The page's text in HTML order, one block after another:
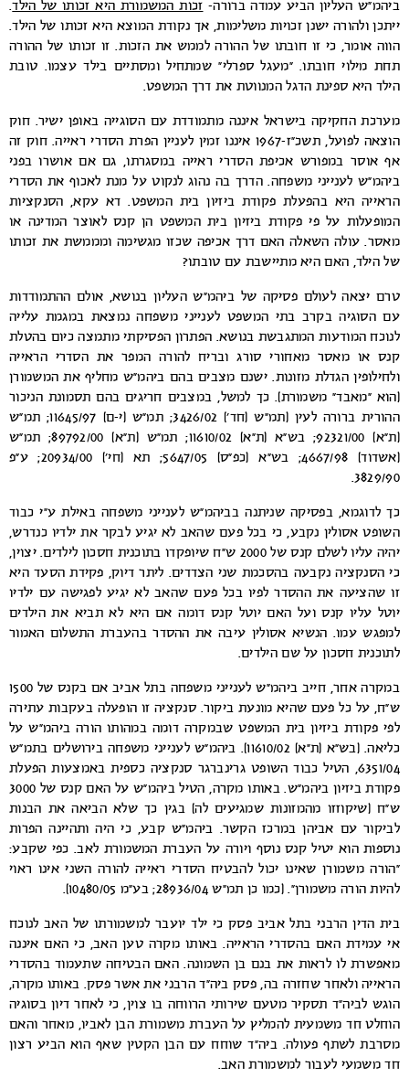
ביהמ”ש העליון הביע עמדה ברורה- זכות המשמורת היא זכותו של הילד.
ייתכן ולהורה ישנן זכויות משלימות, אך נקודת המוצא היא זכותו של הילד.
הווה אומר, כי זו חובתו של ההורה לממש את הזכות. זו זכותו של ההורה
תחת מילוי חובתו. “מעגל ספרלי” שמתחיל ומסתיים בילד עצמו. טובת
הילד היא ספינת הדגל המנווטת את דרך המשפט.
מערכת החקיקה בישראל איננה מתמודדת עם הסוגייה באופן ישיר. חוק
הוצאה לפועל, תשכ”ז-1967 איננו זמין לעניין הפרת הסדרי ראייה. חוק זה
אף אוסר במפורש אכיפת הסדרי ראייה במסגרתו, גם אם אושרו בפני
ביהמ”ש לענייני משפחה. הדרך בה נהוג לנקוט על מנת לאכוף את הסדרי
הראייה היא בהפעלת פקודת ביזיון בית המשפט. דא עקא, הסנקציות
המופעלות על פי פקודת ביזיון בית המשפט הן קנס לאוצר המדינה או
מאסר. עולה השאלה האם דרך אכיפה שכזו מגשימה ומממשת את זכותו
של הילד, האם היא מתיישבת עם טובתו?
טרם יצאה לעולם פסיקה של ביהמ”ש העליון בנושא, אולם ההתמודדות
עם הסוגיה בקרב בתי המשפט לענייני משפחה נמצאת במגמת עלייה
לנוכח המודעות המתגבשת בנושא. הפתרון הפסיקתי מתמצה כיום בהטלת
קנס או מאסר מאחורי סורג ובריח להורה המפר את הסדרי הראייה
ולחילופין הגדלת מזונות. ישנם מצבים בהם ביהמ”ש מחליף את המשמורן
(הוא “מאבד” משמורת). כך למשל, במצבים חריגים בהם תסמונת הניכור
ההורית ברורה לעין (תמ”ש (חד’) 3426/02; תמ”ש (י-ם) 11645/97; תמ”ש
(ת”א) 92321/00; בש”א (ת”א) 11610/02; תמ”ש (ת”א) 89792/00; תמ”ש
(אשדוד) 4667/98; בש”א (כפ”ס) 5647/05; תא (חי’) 20934/00; ע”פ
3829/90.
כך לדוגמא, בפסיקה שניתנה בביהמ”ש לענייני משפחה באילת ע”י כבוד
השופט אסולין נקבע, כי בכל פעם שהאב לא יגיע לבקר את ילדיו כנדרש,
יהיה עליו לשלם קנס של 2000 ש”ח שיופקדו בתוכנית חסכון לילדים. יצוין,
כי הסנקציה נקבעה בהסכמת שני הצדדים. ליתר דיוק, פקידת הסעד היא
זו שהציעה את ההסדר לפיו בכל פעם שהאב לא יגיע לפגישה עם ילדיו
יוטל עליו קנס ועל האם יוטל קנס דומה אם היא לא תביא את הילדים
למפגש עמו. הנשיא אסולין עיבה את ההסדר בהעברת התשלום האמור
לתוכנית חסכון על שם הילדים.
במקרה אחר, חייב ביהמ”ש לענייני משפחה בתל אביב אם בקנס של 1500
ש”ח, על כל פעם שהיא מונעת ביקור. סנקציה זו הופעלה בעקבות עתירה
לפי פקודת ביזיון בית המשפט שבמקרה דומה במהותו הורה ביהמ”ש על
כליאה. (בש”א (ת”א) 11610/02). ביהמ”ש לענייני משפחה בירושלים בתמ”ש
6351/04, הטיל כבוד השופט גרינברגר סנקציה כספית באמצעות הפעלת
פקודת ביזיון ביהמ”ש. באותו מקרה, הטיל ביהמ”ש על האם קנס של 3000
ש”ח (שיקוזזו מהמזונות שמגיעים לה) בגין כך שלא הביאה את הבנות
לביקור עם אביהן במרכז הקשר. ביהמ”ש קבע, כי היה ותהיינה הפרות
נוספות הוא יטיל קנס נוסף ויורה על העברת המשמורת לאב. כפי שקבע:
“הורה משמורן שאינו יכול להבטיח הסדרי ראייה להורה השני אינו ראוי
להיות הורה משמורן”. (כמו כן תמ”ש 28936/04; בע”מ 10480/05).
בית הדין הרבני בתל אביב פסק כי ילד יועבר למשמורתו של האב לנוכח
אי עמידת האם בהסדרי הראייה. באותו מקרה טען האב, כי האם איננה
מאפשרת לו לראות את בנם בן השמונה. האם הבטיחה שתעמוד בהסדרי
הראייה ולאחר שחזרה בה, פסק ביה”ד הרבני את אשר פסק. באותו מקרה,
הוגש לביה”ד תסקיר מטעם שירותי הרווחה בו צוין, כי לאחר דיון בסוגיה
הוחלט חד משמעית להמליץ על העברת משמורת הבן לאביו, מאחר והאם
מסרבת לשתף פעולה. ביה”ד שוחח עם הבן הקטין שאף הוא הביע רצון
חד משמעי לעבור למשמורת האב.